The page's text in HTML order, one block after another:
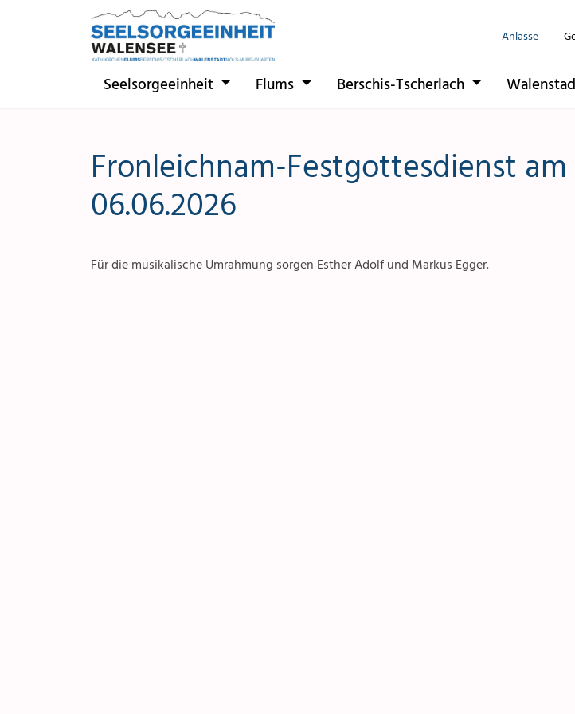
Direkt zur Hauptnavigation springen
Direkt zum Inhalt springen
Anlässe
Seelsorgeeinheit Flums Berschis-Tscherlach
Fronleichnam-Festgottesdienst am
06.06.2026
Für die musikalische Umrahmung sorgen Esther Adolf und Markus Egger.